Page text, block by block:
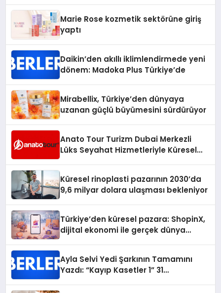
Marie Rose kozmetik sektörüne giriş
yaptı
Daikin’den akıllı iklimlendirmede yeni
dönem: Madoka Plus Türkiye’de
Mirabellix, Türkiye’den dünyaya
uzanan güçlü büyümesini sürdürüyor
Anato Tour Turizm Dubai Merkezli
Lüks Seyahat Hizmetleriyle Küresel
Küresel rinoplasti pazarının 2030’da
9,6 milyar dolara ulaşması bekleniyor
Türkiye’den küresel pazara: ShopinX,
dijital ekonomi ile gerçek dünya
Ayla Selvi Yedi Şarkının Tamamını
Yazdı: “Kayıp Kasetler 1” 31